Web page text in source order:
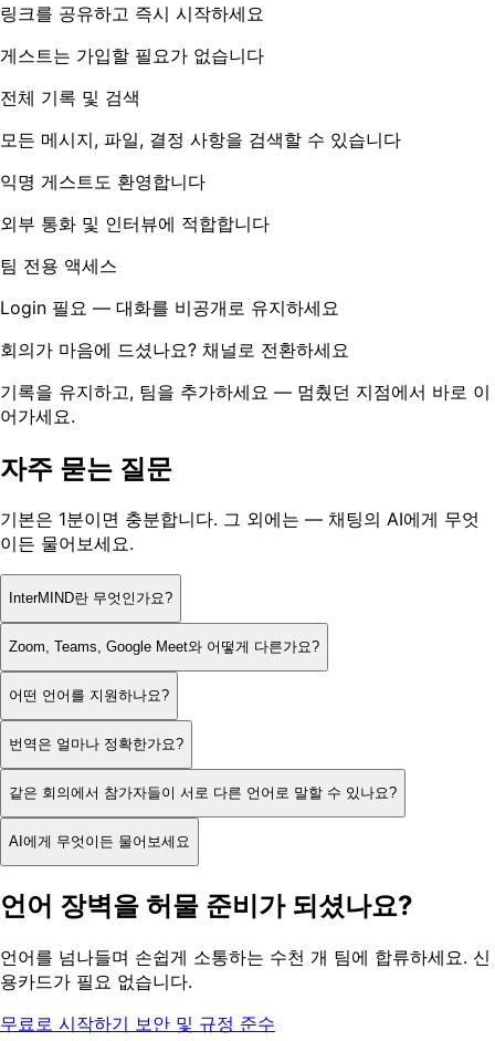
링크를 공유하고 즉시 시작하세요
게스트는 가입할 필요가 없습니다
전체 기록 및 검색
모든 메시지, 파일, 결정 사항을 검색할 수 있습니다
익명 게스트도 환영합니다
외부 통화 및 인터뷰에 적합합니다
팀 전용 액세스
Login 필요 — 대화를 비공개로 유지하세요
회의가 마음에 드셨나요? 채널로 전환하세요
기록을 유지하고, 팀을 추가하세요 — 멈췄던 지점에서 바로 이
어가세요.
자주 묻는 질문
기본은 1분이면 충분합니다. 그 외에는 — 채팅의 AI에게 무엇
이든 물어보세요.
InterMIND란 무엇인가요?
Zoom, Teams, Google Meet와 어떻게 다른가요?
어떤 언어를 지원하나요?
번역은 얼마나 정확한가요?
같은 회의에서 참가자들이 서로 다른 언어로 말할 수 있나요?
AI에게 무엇이든 물어보세요
언어 장벽을 허물 준비가 되셨나요?
언어를 넘나들며 손쉽게 소통하는 수천 개 팀에 합류하세요. 신
용카드가 필요 없습니다.
무료로 시작하기 보안 및 규정 준수